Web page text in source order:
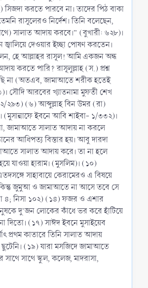
করতে পারবে না। তাদের পিঠ বাকা
রাসূলেরও নির্দেশ। তিনি বলেছেন,
সালাত আদায় করবে।” (বুখারী: ৬২৮)।
দেওয়ার ইচ্ছা পোষণ করতেন।
হে আল্লাহর রাসূল! আমি একজন অন্ধ
করতে পারি? রাসূলুল্লাহ (স.) প্রশ্ন
না (অতএব, জামাআতে শরীক হতেই
সৌদি আরবের খ্যাতনামা মুফতী শেখ
২৯৩) (৬) আব্দুল্লাহ বিন উমর (রা)
ইবনে আবি শাইবা- ১/৩৩২)।
জামাআতে সালাত আদায় না করলে
আধিপত্য বিস্তার হয়। আবু দারদা
সালাত আদায় করে। তা না হলে
যাওয়া হারাম। (মুসলিম)। (১০)
সাহাবায়ে কেরামেরও এ বিষয়ে
জুমুআ ও জামাআতে না আসে তবে সে
৪; নিসা ১০২) (১৪) ফজর ও এশার
দু’জন লোকের কাঁধে ভর করে হাঁটিয়ে
দিতো। (১৭) সাঈদ ইবনে মুসাইয়েব
প্রথম কাতারে তিনি সালাত আদায়
(১৯) যারা মসজিদে জামাআতে
সাথে স্কুল, কলেজ, মাদরাসা,